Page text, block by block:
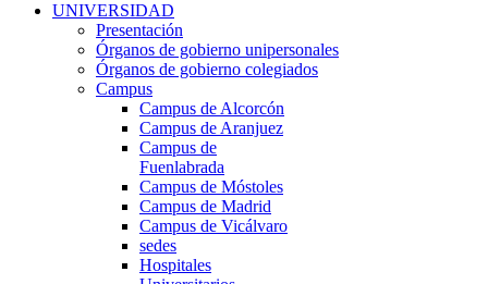
UNIVERSIDAD
Presentación
Órganos de gobierno unipersonales
Órganos de gobierno colegiados
Campus
Campus de Alcorcón
Campus de Aranjuez
Campus de
Fuenlabrada
Campus de Móstoles
Campus de Madrid
Campus de Vicálvaro
sedes
Hospitales